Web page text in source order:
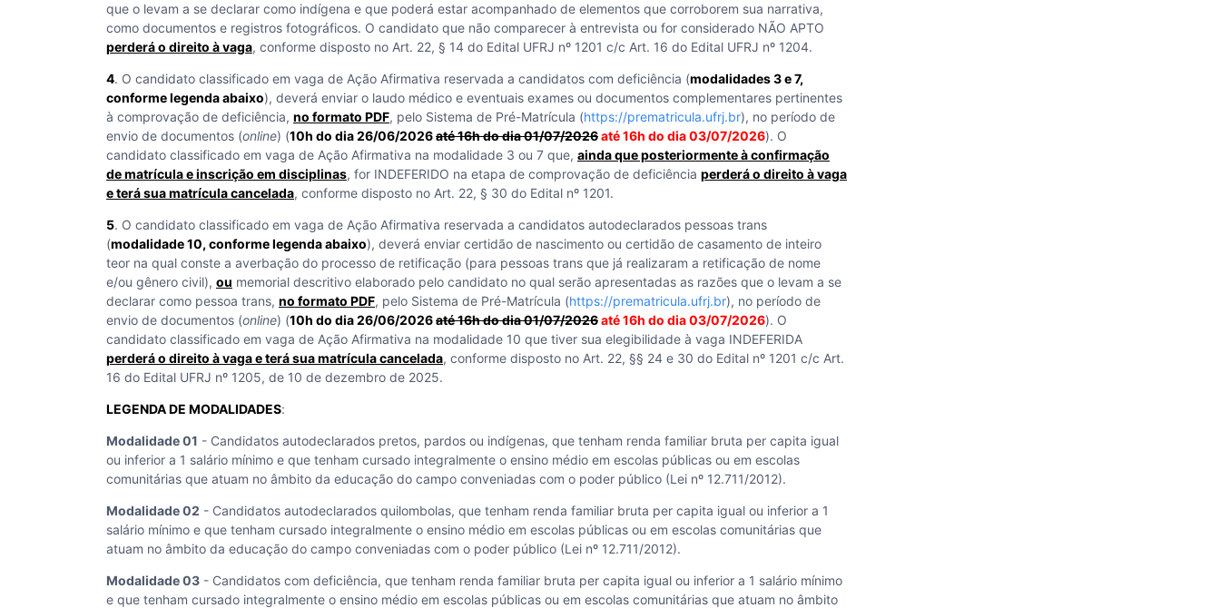
que o levam a se declarar como indígena e que poderá estar acompanhado de elementos que corroborem sua narrativa,
como documentos e registros fotográficos. O candidato que não comparecer à entrevista ou for considerado NÃO APTO
perderá o direito à vaga, conforme disposto no Art. 22, § 14 do Edital UFRJ nº 1201 c/c Art. 16 do Edital UFRJ nº 1204.
4. O candidato classificado em vaga de Ação Afirmativa reservada a candidatos com deficiência (modalidades 3 e 7,
conforme legenda abaixo), deverá enviar o laudo médico e eventuais exames ou documentos complementares pertinentes
à comprovação de deficiência, no formato PDF, pelo Sistema de Pré-Matrícula (https://prematricula.ufrj.br), no período de
envio de documentos (online) (10h do dia 26/06/2026até 16h do dia 01/07/2026até 16h do dia 03/07/2026). O
candidato classificado em vaga de Ação Afirmativa na modalidade 3 ou 7 que, ainda que posteriormente à confirmação
de matrícula e inscrição em disciplinas, for INDEFERIDO na etapa de comprovação de deficiência perderá o direito à vaga
e terá sua matrícula cancelada, conforme disposto no Art. 22, § 30 do Edital nº 1201.
5. O candidato classificado em vaga de Ação Afirmativa reservada a candidatos autodeclarados pessoas trans
(modalidade 10, conforme legenda abaixo), deverá enviar certidão de nascimento ou certidão de casamento de inteiro
teor na qual conste a averbação do processo de retificação (para pessoas trans que já realizaram a retificação de nome
e/ou gênero civil), ou memorial descritivo elaborado pelo candidato no qual serão apresentadas as razões que o levam a se
declarar como pessoa trans, no formato PDF, pelo Sistema de Pré-Matrícula (https://prematricula.ufrj.br), no período de
envio de documentos (online) (10h do dia 26/06/2026até 16h do dia 01/07/2026até 16h do dia 03/07/2026). O
candidato classificado em vaga de Ação Afirmativa na modalidade 10 que tiver sua elegibilidade à vaga INDEFERIDA
perderá o direito à vaga e terá sua matrícula cancelada, conforme disposto no Art. 22, §§ 24 e 30 do Edital nº 1201 c/c Art.
16 do Edital UFRJ nº 1205, de 10 de dezembro de 2025.
LEGENDA DE MODALIDADES:
Modalidade 01 - Candidatos autodeclarados pretos, pardos ou indígenas, que tenham renda familiar bruta per capita igual
ou inferior a 1 salário mínimo e que tenham cursado integralmente o ensino médio em escolas públicas ou em escolas
comunitárias que atuam no âmbito da educação do campo conveniadas com o poder público (Lei nº 12.711/2012).
Modalidade 02 - Candidatos autodeclarados quilombolas, que tenham renda familiar bruta per capita igual ou inferior a 1
salário mínimo e que tenham cursado integralmente o ensino médio em escolas públicas ou em escolas comunitárias que
atuam no âmbito da educação do campo conveniadas com o poder público (Lei nº 12.711/2012).
Modalidade 03 - Candidatos com deficiência, que tenham renda familiar bruta per capita igual ou inferior a 1 salário mínimo
e que tenham cursado integralmente o ensino médio em escolas públicas ou em escolas comunitárias que atuam no âmbito